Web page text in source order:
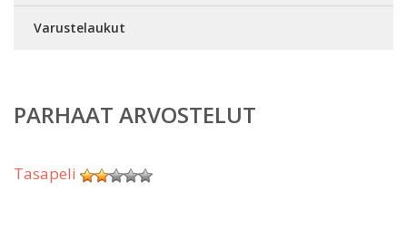
Varustelaukut
PARHAAT ARVOSTELUT
Tasapeli